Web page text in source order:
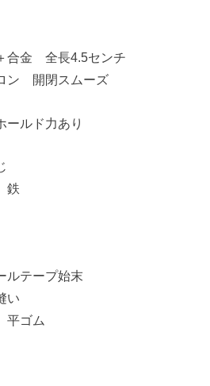
合金 全長4.5センチ
ン 開閉スムーズ
ルド力あり
鉄
ルテープ始末
い
平ゴム